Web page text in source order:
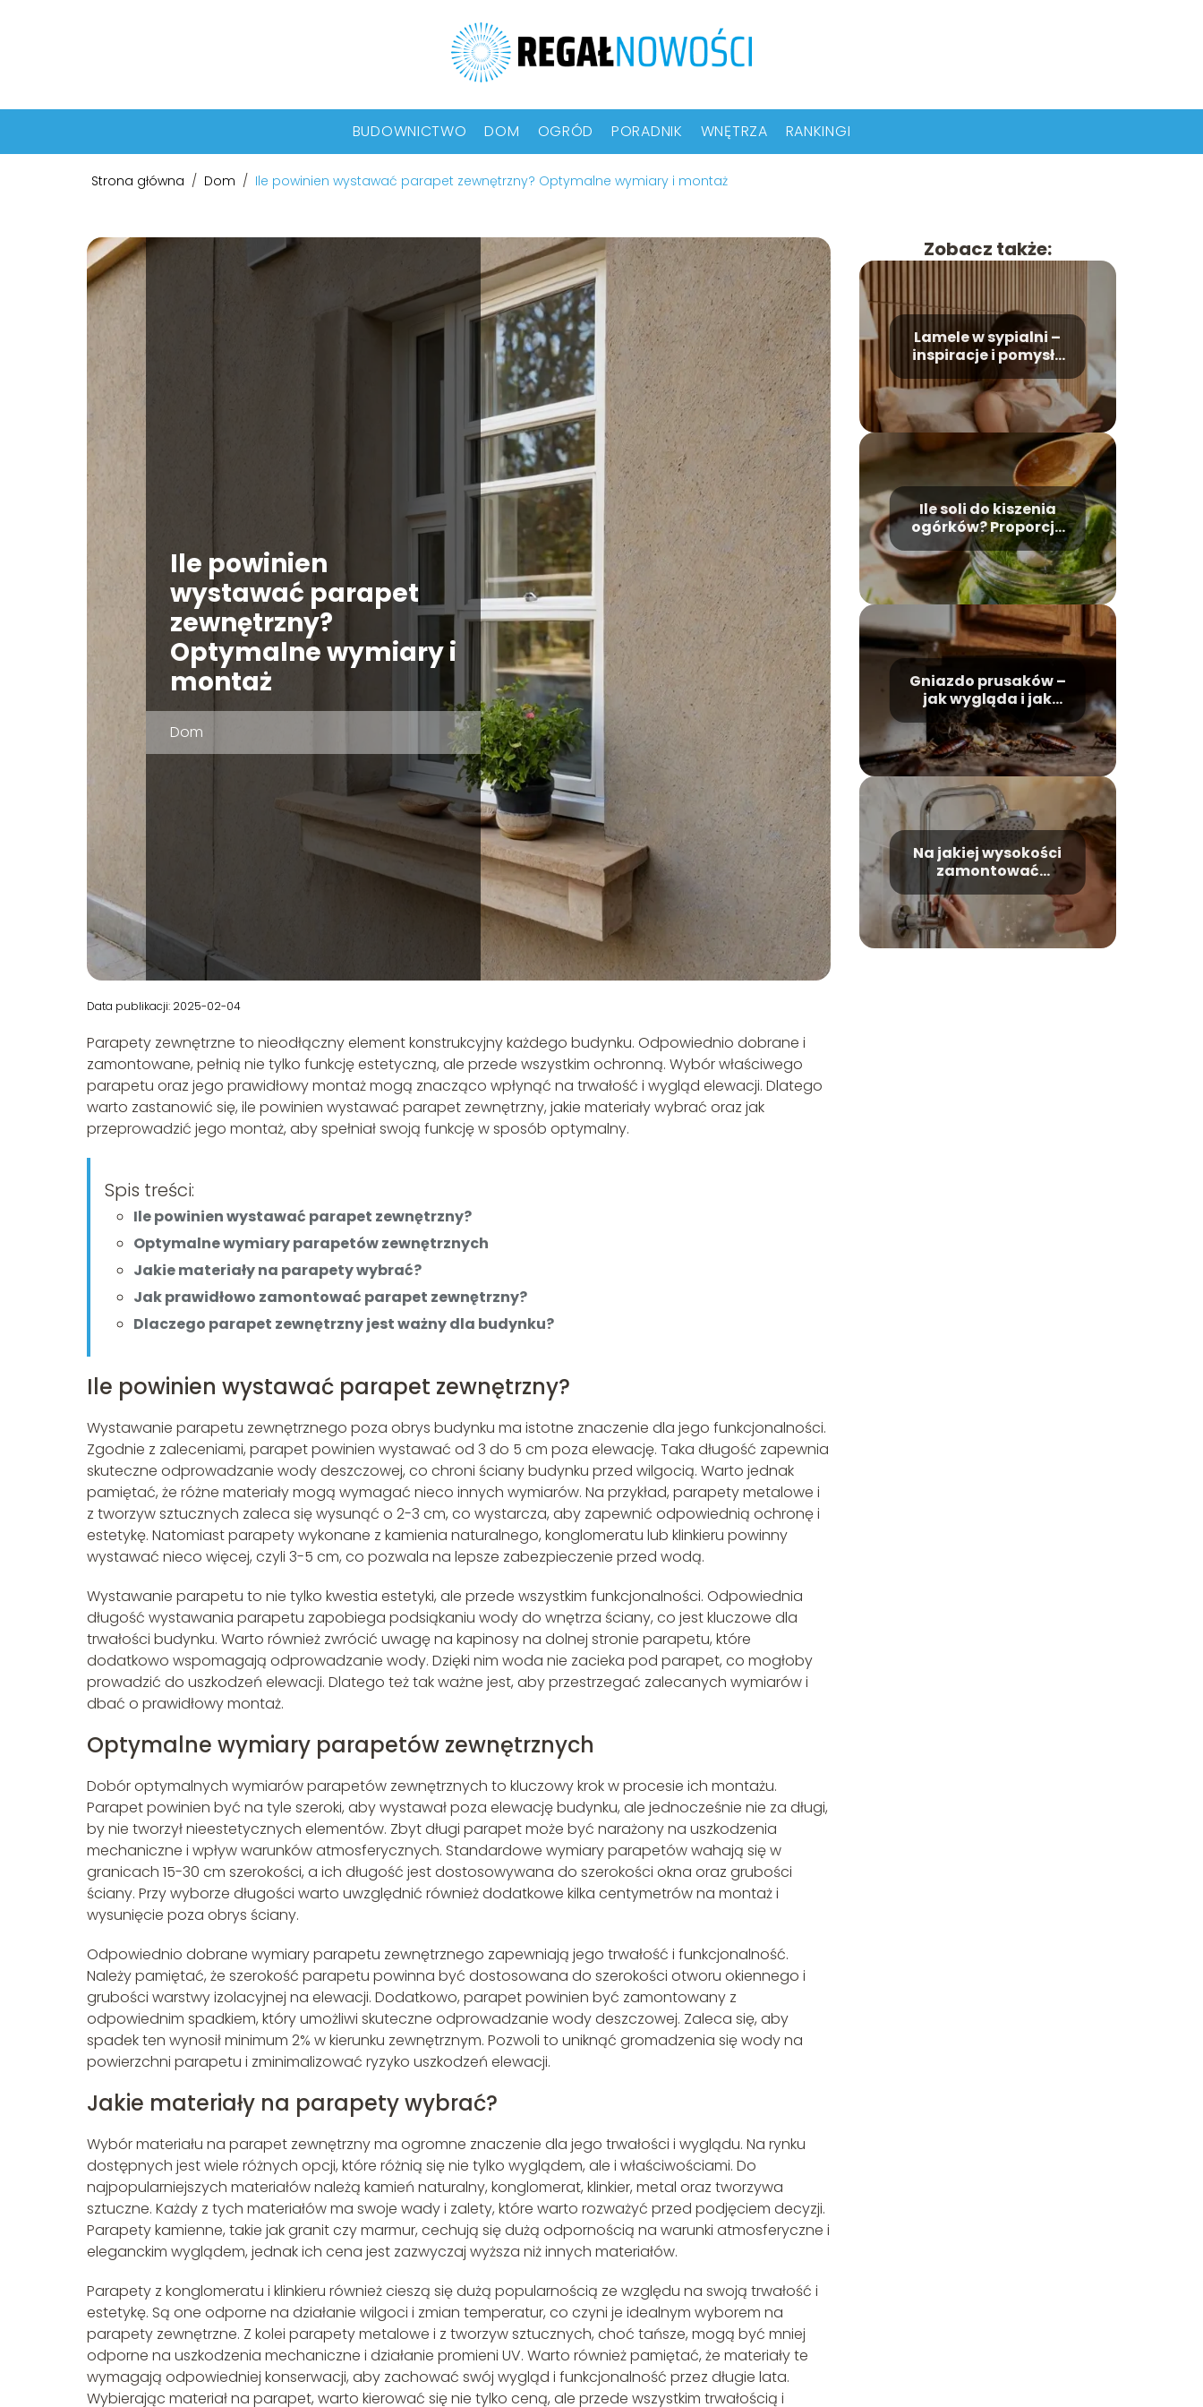
BUDOWNICTWO DOM OGRÓD PORADNIK WNĘTRZA RANKINGI
Strona główna / Dom / Ile powinien wystawać parapet zewnętrzny? Optymalne wymiary i montaż
Ile powinien
wystawać parapet
zewnętrzny?
Optymalne wymiary i
montaż
Dom
Data publikacji: 2025-02-04
Parapety zewnętrzne to nieodłączny element konstrukcyjny każdego budynku. Odpowiednio dobrane i
zamontowane, pełnią nie tylko funkcję estetyczną, ale przede wszystkim ochronną. Wybór właściwego
parapetu oraz jego prawidłowy montaż mogą znacząco wpłynąć na trwałość i wygląd elewacji. Dlatego
warto zastanowić się, ile powinien wystawać parapet zewnętrzny, jakie materiały wybrać oraz jak
przeprowadzić jego montaż, aby spełniał swoją funkcję w sposób optymalny.
Spis treści:
Ile powinien wystawać parapet zewnętrzny?
Optymalne wymiary parapetów zewnętrznych
Jakie materiały na parapety wybrać?
Jak prawidłowo zamontować parapet zewnętrzny?
Dlaczego parapet zewnętrzny jest ważny dla budynku?
Ile powinien wystawać parapet zewnętrzny?
Wystawanie parapetu zewnętrznego poza obrys budynku ma istotne znaczenie dla jego funkcjonalności.
Zgodnie z zaleceniami, parapet powinien wystawać od 3 do 5 cm poza elewację. Taka długość zapewnia
skuteczne odprowadzanie wody deszczowej, co chroni ściany budynku przed wilgocią. Warto jednak
pamiętać, że różne materiały mogą wymagać nieco innych wymiarów. Na przykład, parapety metalowe i
z tworzyw sztucznych zaleca się wysunąć o 2-3 cm, co wystarcza, aby zapewnić odpowiednią ochronę i
estetykę. Natomiast parapety wykonane z kamienia naturalnego, konglomeratu lub klinkieru powinny
wystawać nieco więcej, czyli 3-5 cm, co pozwala na lepsze zabezpieczenie przed wodą.
Wystawanie parapetu to nie tylko kwestia estetyki, ale przede wszystkim funkcjonalności. Odpowiednia
długość wystawania parapetu zapobiega podsiąkaniu wody do wnętrza ściany, co jest kluczowe dla
trwałości budynku. Warto również zwrócić uwagę na kapinosy na dolnej stronie parapetu, które
dodatkowo wspomagają odprowadzanie wody. Dzięki nim woda nie zacieka pod parapet, co mogłoby
prowadzić do uszkodzeń elewacji. Dlatego też tak ważne jest, aby przestrzegać zalecanych wymiarów i
dbać o prawidłowy montaż.
Optymalne wymiary parapetów zewnętrznych
Dobór optymalnych wymiarów parapetów zewnętrznych to kluczowy krok w procesie ich montażu.
Parapet powinien być na tyle szeroki, aby wystawał poza elewację budynku, ale jednocześnie nie za długi,
by nie tworzył nieestetycznych elementów. Zbyt długi parapet może być narażony na uszkodzenia
mechaniczne i wpływ warunków atmosferycznych. Standardowe wymiary parapetów wahają się w
granicach 15-30 cm szerokości, a ich długość jest dostosowywana do szerokości okna oraz grubości
ściany. Przy wyborze długości warto uwzględnić również dodatkowe kilka centymetrów na montaż i
wysunięcie poza obrys ściany.
Odpowiednio dobrane wymiary parapetu zewnętrznego zapewniają jego trwałość i funkcjonalność.
Należy pamiętać, że szerokość parapetu powinna być dostosowana do szerokości otworu okiennego i
grubości warstwy izolacyjnej na elewacji. Dodatkowo, parapet powinien być zamontowany z
odpowiednim spadkiem, który umożliwi skuteczne odprowadzanie wody deszczowej. Zaleca się, aby
spadek ten wynosił minimum 2% w kierunku zewnętrznym. Pozwoli to uniknąć gromadzenia się wody na
powierzchni parapetu i zminimalizować ryzyko uszkodzeń elewacji.
Jakie materiały na parapety wybrać?
Wybór materiału na parapet zewnętrzny ma ogromne znaczenie dla jego trwałości i wyglądu. Na rynku
dostępnych jest wiele różnych opcji, które różnią się nie tylko wyglądem, ale i właściwościami. Do
najpopularniejszych materiałów należą kamień naturalny, konglomerat, klinkier, metal oraz tworzywa
sztuczne. Każdy z tych materiałów ma swoje wady i zalety, które warto rozważyć przed podjęciem decyzji.
Parapety kamienne, takie jak granit czy marmur, cechują się dużą odpornością na warunki atmosferyczne i
eleganckim wyglądem, jednak ich cena jest zazwyczaj wyższa niż innych materiałów.
Parapety z konglomeratu i klinkieru również cieszą się dużą popularnością ze względu na swoją trwałość i
estetykę. Są one odporne na działanie wilgoci i zmian temperatur, co czyni je idealnym wyborem na
parapety zewnętrzne. Z kolei parapety metalowe i z tworzyw sztucznych, choć tańsze, mogą być mniej
odporne na uszkodzenia mechaniczne i działanie promieni UV. Warto również pamiętać, że materiały te
wymagają odpowiedniej konserwacji, aby zachować swój wygląd i funkcjonalność przez długie lata.
Wybierając materiał na parapet, warto kierować się nie tylko ceną, ale przede wszystkim trwałością i
Zobacz także:
Lamele w sypialni –
inspiracje i pomysły
na aranżację
Ile soli do kiszenia
ogórków? Proporcje
idealnej zalewy
Gniazdo prusaków –
jak wygląda i jak
skutecznie je
zwalczyć?
Na jakiej wysokości
zamontować
deszczownicę?